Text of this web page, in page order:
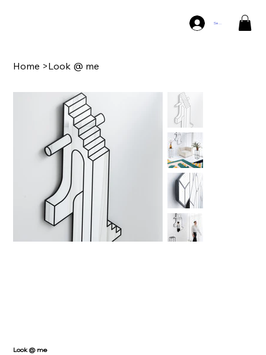
Se connecter
Home >Look @ me
Look @ me